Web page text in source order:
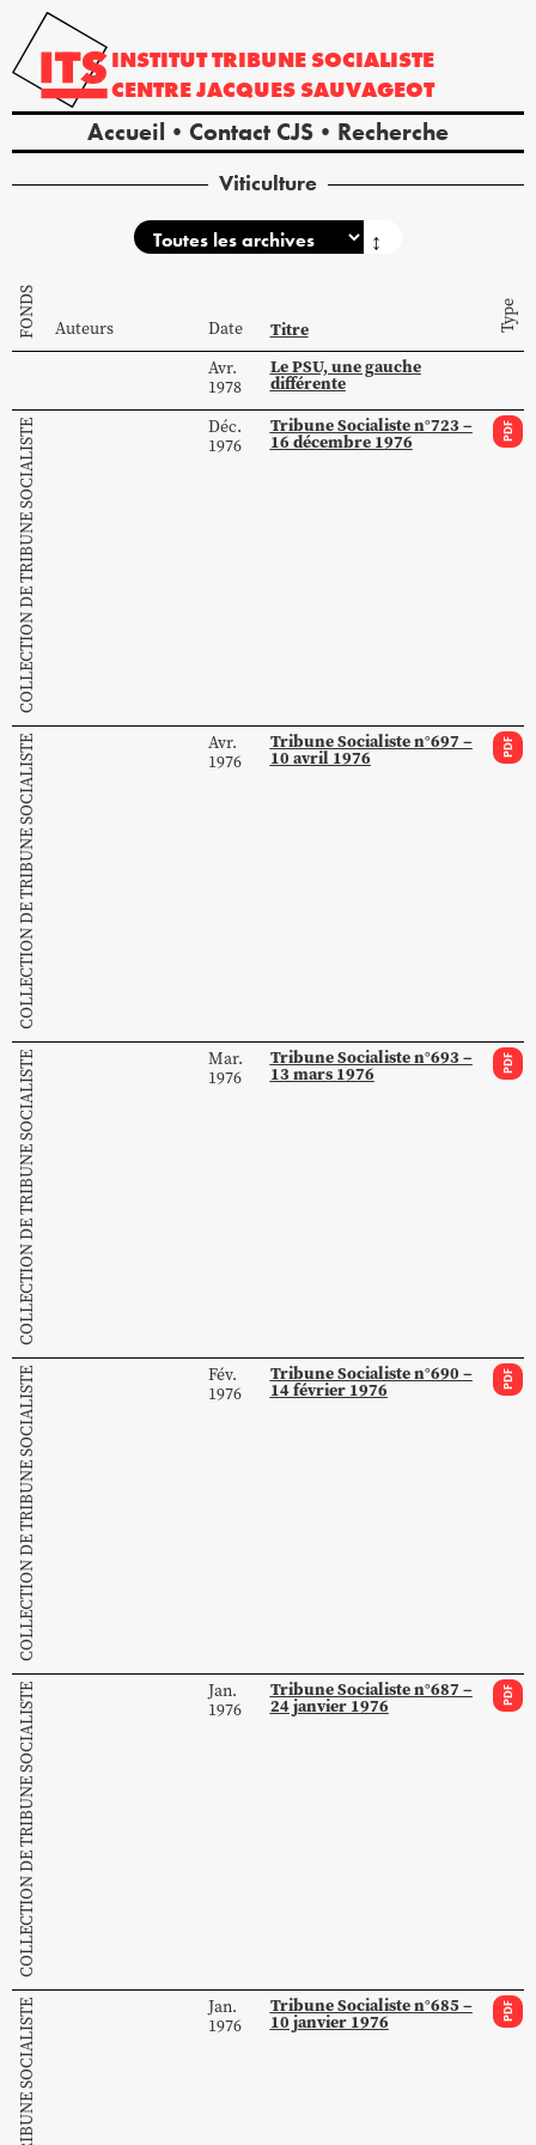
INSTITUTTRIBUNE SOCIALISTE
CENTREJACQUES SAUVAGEOT
Accueil Contact CJS Recherche
Viticulture
↕
FONDS Auteurs Date Titre Type
Avr.
1978
Le PSU, une gauche
différente
COLLECTION DE TRIBUNE SOCIALISTE
Déc.
1976
Tribune Socialiste n°723 –
16 décembre 1976 PDF
COLLECTION DE TRIBUNE SOCIALISTE
Avr.
1976
Tribune Socialiste n°697 –
10 avril 1976 PDF
COLLECTION DE TRIBUNE SOCIALISTE
Mar.
1976
Tribune Socialiste n°693 –
13 mars 1976 PDF
COLLECTION DE TRIBUNE SOCIALISTE
Fév.
1976
Tribune Socialiste n°690 –
14 février 1976 PDF
COLLECTION DE TRIBUNE SOCIALISTE
Jan.
1976
Tribune Socialiste n°687 –
24 janvier 1976 PDF
Jan.
1976
Tribune Socialiste n°685 –
10 janvier 1976 PDF